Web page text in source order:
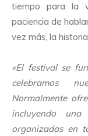
tiempo para la
paciencia de
vez más, la
«El festival se
celebramos
Normalmente
incluyendo
organizadas en